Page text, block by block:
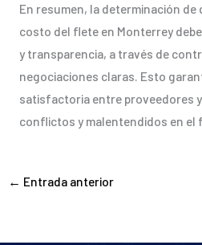
En resumen, la determinación de
costo del flete en Monterrey
y transparencia, a través de
negociaciones claras. Esto
satisfactoria entre proveedores
conflictos y malentendidos en el
← Entrada anterior